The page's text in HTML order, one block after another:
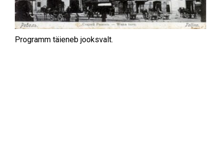
Programm täieneb jooksvalt.